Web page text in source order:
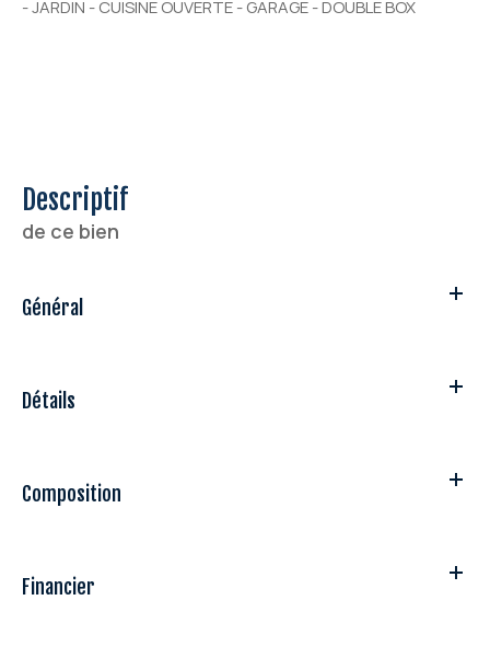
- JARDIN - CUISINE OUVERTE - GARAGE - DOUBLE BOX
descriptif
de ce bien
Général
Détails
Composition
Financier